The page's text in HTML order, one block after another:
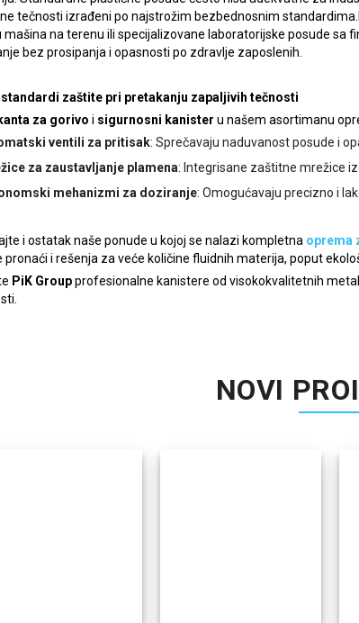
tečnosti izrađeni po najstrožim bezbednosnim
mašina na terenu ili specijalizovane laboratorijske posude sa
bez prosipanja i opasnosti po zdravlje zaposlenih.
standardi zaštite pri pretakanju zapaljivih tečnosti
kanta za gorivo i sigurnosni kanister u našem asortimanu
ventili za pritisak: Sprečavaju naduvanost posude i
za zaustavljanje plamena: Integrisane zaštitne mrežice
mehanizmi za doziranje: Omogućavaju precizno i
i ostatak naše ponude u kojoj se nalazi kompletna oprema
pronaći i rešenja za veće količine fluidnih materija, poput
PiK Groupprofesionalne kanistere od visokokvalitetnih
NOVI